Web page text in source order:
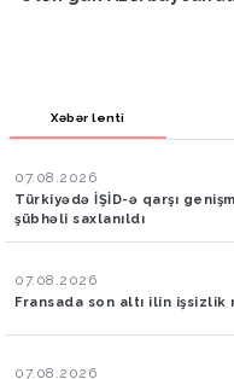
Xəbər lenti
07.08.2026
Türkiyədə İŞİD-ə qarşı
şübhəli saxlanıldı
07.08.2026
Fransada son altı ilin işsizlik
07.08.2026